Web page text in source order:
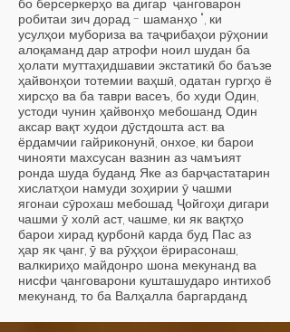
бо берсеркерҳо ва дигар "ҷанговарон"
робитаи зич дорад. - шаманҳо ", ки
усулҳои мубориза ва таҷрибаҳои рӯҳонии
алоқаманд дар атрофи ноил шудан ба
ҳолати муттаҳидшавии экстатикӣ бо баъзе
ҳайвонҳои тотемии ваҳшӣ, одатан гургҳо ё
хирсҳо ва ба таври васеъ, бо худи Один,
устоди чунин ҳайвонҳо мебошанд. Один
аксар вақт худои дӯстдошта аст. ва
ёрдамчии гайриконунй, онхое, ки барои
чинояти махсусан вазнин аз чамъият
ронда шуда буданд. Яке аз барҷастатарин
хислатҳои намуди зоҳирии ӯ чашми
ягонаи сӯрохаш мебошад. Ҷойгоҳи дигари
чашми ӯ холӣ аст, чашме, ки як вақтҳо
барои хирад қурбонӣ карда буд. Пас аз
ҳар як ҷанг, ӯ ва рӯҳҳои ёрирасонаш,
валкириҳо майдонро шона мекунанд ва
нисфи ҷанговарони кушташударо интихоб
мекунанд, то ба Валҳалла баргарданд.